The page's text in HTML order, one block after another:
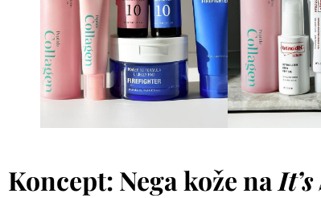
Koncept: Nega kože na